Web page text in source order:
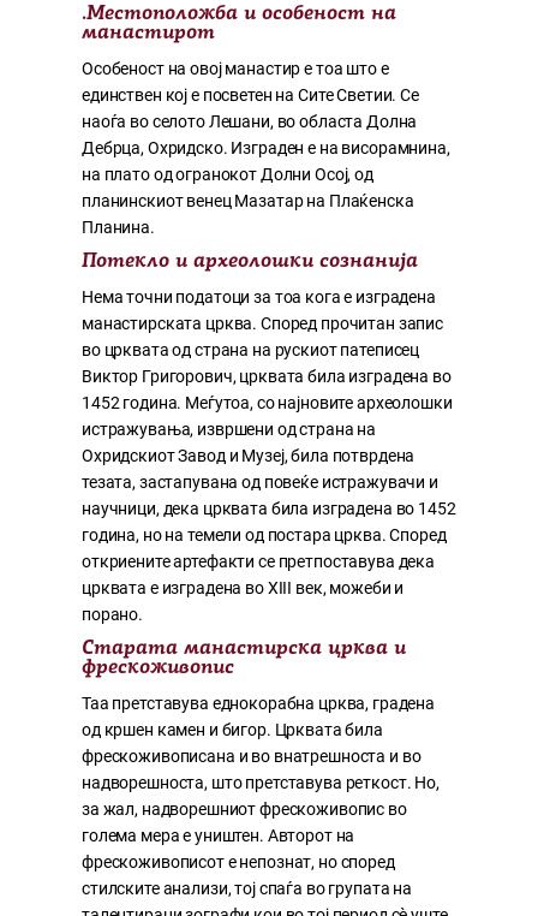
.Местоположба и особеност на
манастирот
Особеност на овој манастир е тоа што е
единствен кој е посветен на Сите Светии. Се
наоѓа во селото Лешани, во областа Долна
Дебрца, Охридско. Изграден е на висорамнина,
на плато од огранокот Долни Осој, од
планинскиот венец Мазатар на Плаќенска
Планина.
Потекло и археолошки сознанија
Нема точни податоци за тоа кога е изградена
манастирската црква. Според прочитан запис
во црквата од страна на рускиот патеписец
Виктор Григорович, црквата била изградена во
1452 година. Меѓутоа, со најновите археолошки
истражувања, извршени од страна на
Охридскиот Завод и Музеј, била потврдена
тезата, застапувана од повеќе истражувачи и
научници, дека црквата била изградена во 1452
година, но на темели од постара црква. Според
откриените артефакти се претпоставува дека
црквата е изградена во XIII век, можеби и
порано.
Старата манастирска црква и
фрескоживопис
Таа претставува еднокорабна црква, градена
од кршен камен и бигор. Црквата била
фрескоживописана и во внатрешноста и во
надворешноста, што претставува реткост. Но,
за жал, надворешниот фрескоживопис во
голема мера е уништен. Авторот на
фрескоживописот е непознат, но според
стилските анализи, тој спаѓа во групата на